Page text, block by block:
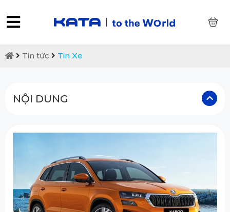
Tin tức Tin Xe
NỘI DUNG